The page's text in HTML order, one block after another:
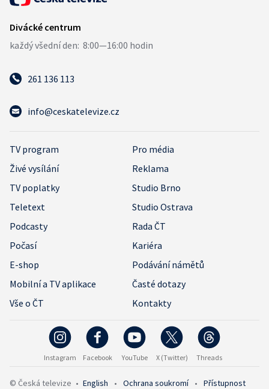
261 136 113
info@ceskatelevize.cz
TV program
Pro média
Živé vysílání
Reklama
TV poplatky
Studio Brno
Teletext
Studio Ostrava
Podcasty
Rada ČT
Počasí
Kariéra
E-shop
Podávání námětů
Mobilní a TV aplikace
Časté dotazy
Vše o ČT
Kontakty
Instagram Facebook YouTube X (Twitter) Threads
© Česká televize • English • Ochrana soukromí • Přístupnost